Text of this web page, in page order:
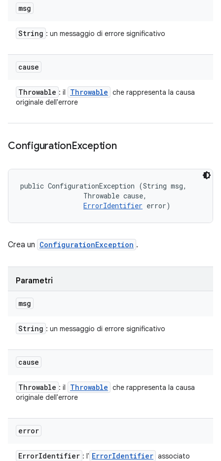
msg
String : un messaggio di errore significativo
cause
Throwable : il Throwable che rappresenta la causa
originale dell'errore
ConfigurationException
public ConfigurationException (String msg,
                Throwable cause,
ErrorIdentifier error)
Crea un ConfigurationException .
Parametri
msg
String : un messaggio di errore significativo
cause
Throwable : il Throwable che rappresenta la causa
originale dell'errore
error
ErrorIdentifier : l' ErrorIdentifier associato